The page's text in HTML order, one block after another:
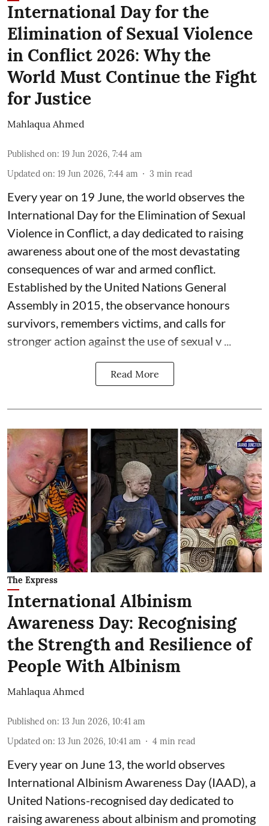
International Day for the
Elimination of Sexual Violence
in Conflict 2026: Why the
World Must Continue the Fight
for Justice
Mahlaqua Ahmed
Published on: 19 Jun 2026, 7:44 am
Updated on: 19 Jun 2026, 7:44 am 3 min read
Every year on 19 June, the world observes the
International Day for the Elimination of Sexual
Violence in Conflict, a day dedicated to raising
awareness about one of the most devastating
consequences of war and armed conflict.
Established by the United Nations General
Assembly in 2015, the observance honours
survivors, remembers victims, and calls for
stronger action against the use of sexual v ...
Read More
The Express
International Albinism
Awareness Day: Recognising
the Strength and Resilience of
People With Albinism
Mahlaqua Ahmed
Published on: 13 Jun 2026, 10:41 am
Updated on: 13 Jun 2026, 10:41 am 4 min read
Every year on June 13, the world observes
International Albinism Awareness Day (IAAD), a
United Nations-recognised day dedicated to
raising awareness about albinism and promoting